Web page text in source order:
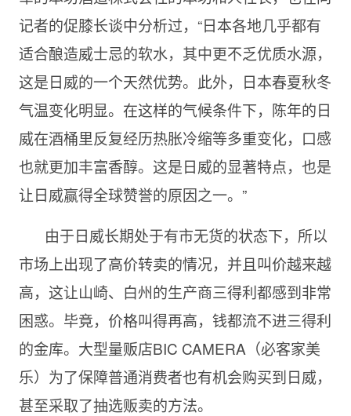
记者的促膝长谈中分析过，“日本各地几乎都有
适合酿造威士忌的软水，其中更不乏优质水源，
这是日威的一个天然优势。此外，日本春夏秋冬
气温变化明显。在这样的气候条件下，陈年的日
威在酒桶里反复经历热胀冷缩等多重变化，口感
也就更加丰富香醇。这是日威的显著特点，也是
让日威赢得全球赞誉的原因之一。”
由于日威长期处于有市无货的状态下，所以
市场上出现了高价转卖的情况，并且叫价越来越
高，这让山崎、白州的生产商三得利都感到非常
困惑。毕竟，价格叫得再高，钱都流不进三得利
的金库。大型量贩店BIC CAMERA（必客家美
乐）为了保障普通消费者也有机会购买到日威，
甚至采取了抽选贩卖的方法。